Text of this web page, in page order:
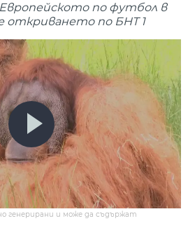
Европейското по футбол в
откриването по БНТ 1
и може да съдържат